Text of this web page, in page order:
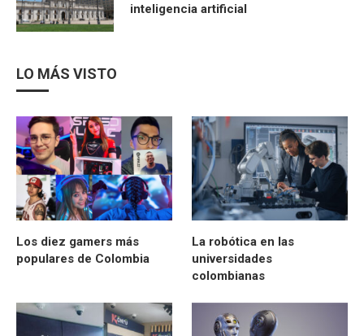
inteligencia artificial
LO MÁS VISTO
Los diez gamers más
populares de Colombia
La robótica en las
universidades
colombianas